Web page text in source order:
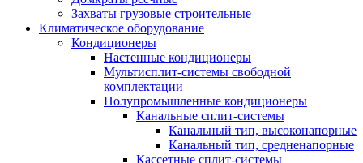
Захваты грузовые строительные
Климатическое оборудование
Кондиционеры
Настенные кондиционеры
Мультисплит-системы свободной
комплектации
Полупромышленные кондиционеры
Канальные сплит-системы
Канальный тип, высоконапорные
Канальный тип, средненапорные
Кассетные сплит-системы